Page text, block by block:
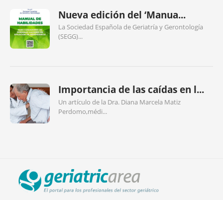
Nueva edición del ‘Manua...
La Sociedad Española de Geriatría y Gerontología
(SEGG)...
Importancia de las caídas en l...
Un artículo de la Dra. Diana Marcela Matiz
Perdomo,médi...